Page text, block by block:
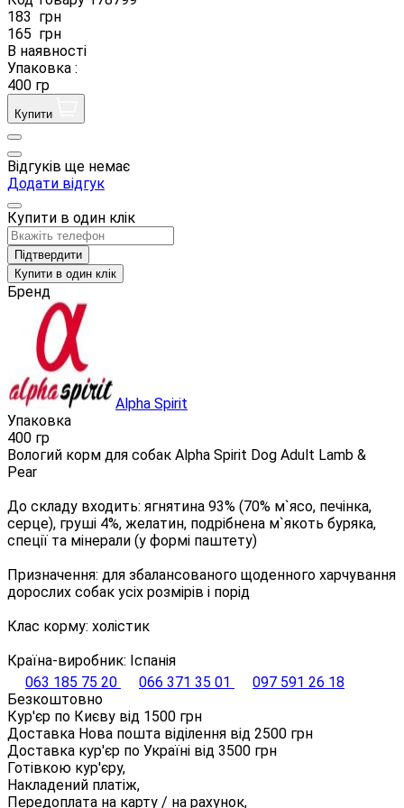
183 грн
165 грн
В наявності
Упаковка :
400 гр
Купити
Відгуків ще немає
Додати відгук
Купити в один клік
Підтвердити
Купити в один клік
Бренд
Alpha Spirit
Упаковка
400 гр
Вологий корм для собак Alpha Spirit Dog Adult Lamb &
Pear
До складу входить: ягнятина 93% (70% м`ясо, печінка,
серце), груші 4%, желатин, подрібнена м`якоть буряка,
спеції та мінерали (у формі паштету)
Призначення: для збалансованого щоденного харчування
дорослих собак усіх розмірів і порід
Клас корму: холістик
Країна-виробник: Іспанія
063 185 75 20
066 371 35 01
097 591 26 18
Безкоштовно
Кур'єр по Києву від 1500 грн
Доставка Нова пошта віділення від 2500 грн
Доставка кур'єр по Україні від 3500 грн
Готівкою кур'єру,
Накладений платіж,
Передоплата на карту / на рахунок,